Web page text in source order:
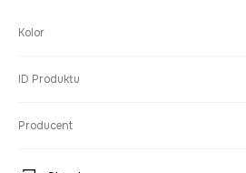
Kolor
ID Produktu
Producent